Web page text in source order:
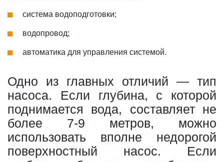
система водоподготовки;
водопровод;
автоматика для управления системой.
Одно из главных отличий — тип
насоса. Если глубина, с которой
поднимается вода, составляет не
более 7-9 метров, можно
использовать вполне недорогой
поверхностный насос. Если